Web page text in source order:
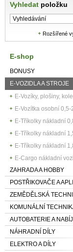
Vyhledat položku
Rozšířené
E-shop
BONUSY
E-VOZIDLA A STROJE
E-Vozíky, plošiny,
E-Vozítka osobní 0,5-
E-Tříkolky nákladní
E-Tříkolky nákladní
E-Tříkolky nákladní
E-Cargo nákladní
ZAHRADA A HOBBY
POSTŘIKOVAČE A
ZEMĚDĚLSKÁ
KOMUNÁLNÍ
AUTOBATERIE A
NÁHRADNÍ DÍLY
ELEKTRO A DÍLY